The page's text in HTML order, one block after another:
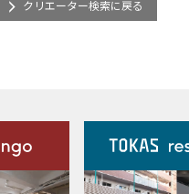
クリエーター検索に戻る